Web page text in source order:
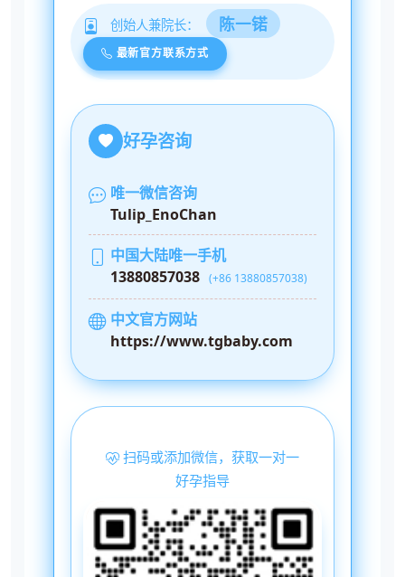
创始人兼院长： 陈一锘
最新官方联系方式
好孕咨询
唯一微信咨询
Tulip_EnoChan
中国大陆唯一手机
13880857038 (+86 13880857038)
中文官方网站
https://www.tgbaby.com
扫码或添加微信，获取一对一
好孕指导